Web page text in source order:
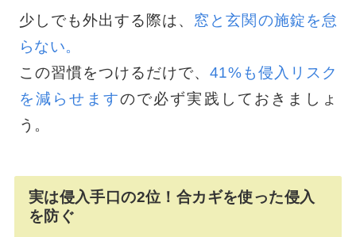
少しでも外出する際は、 窓と玄関の施錠を怠
らない。
この習慣をつけるだけで、 41%も侵入リスク
を減らせますので必ず実践しておきましょ
う。
実は侵入手口の2位！合カギを使った侵入
を防ぐ